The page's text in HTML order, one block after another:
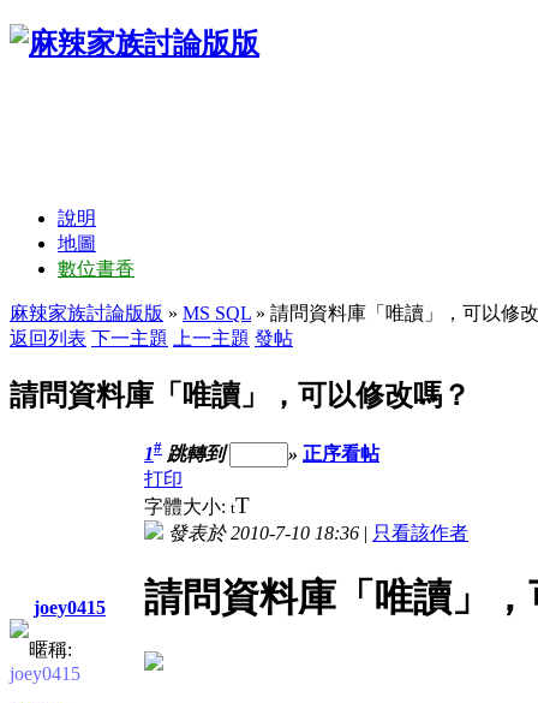
說明
地圖
數位書香
麻辣家族討論版版 » MS SQL » 請問資料庫「唯讀」，可以修
返回列表 下一主題 上一主題 發帖
請問資料庫「唯讀」，可以修改嗎？
joey0415
暱稱:
joey0415
1# 跳轉到 » 正序看帖
打印
字體大小: tT
發表於 2010-7-10 18:36 | 只看該作者
請問資料庫「唯讀」